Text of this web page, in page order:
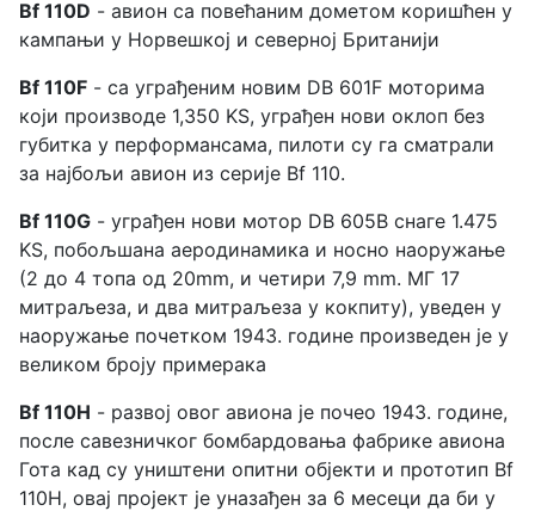
Bf 110D - авион са повећаним дометом коришћен у
кампањи у Норвешкој и северној Британији
Bf 110F - са уграђеним новим DB 601F моторима
који производе 1,350 KS, уграђен нови оклоп без
губитка у перформансама, пилоти су га сматрали
за најбољи авион из серије Bf 110.
Bf 110G - уграђен нови мотор DB 605B снаге 1.475
KS, побољшана аеродинамика и носно наоружање
(2 до 4 топа од 20mm, и четири 7,9 mm. МГ 17
митраљеза, и два митраљеза у кокпиту), уведен у
наоружање почетком 1943. године произведен је у
великом броју примерака
Bf 110H - развој овог авиона је почео 1943. године,
после савезничког бомбардовања фабрике авиона
Гота кад су уништени опитни објекти и прототип Bf
110H, овај пројект је уназађен за 6 месеци да би у